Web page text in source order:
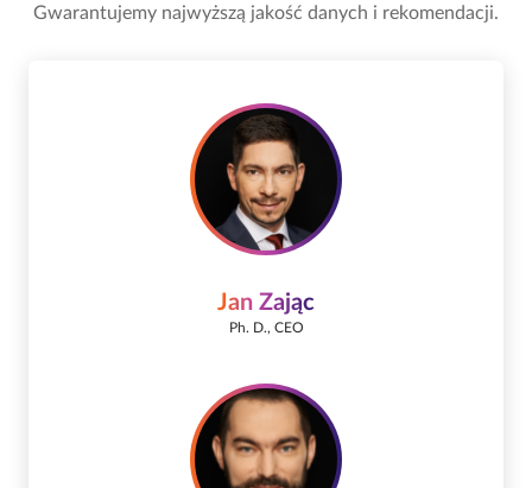
Gwarantujemy najwyższą jakość danych i rekomendacji.
Jan Zając
Ph. D., CEO